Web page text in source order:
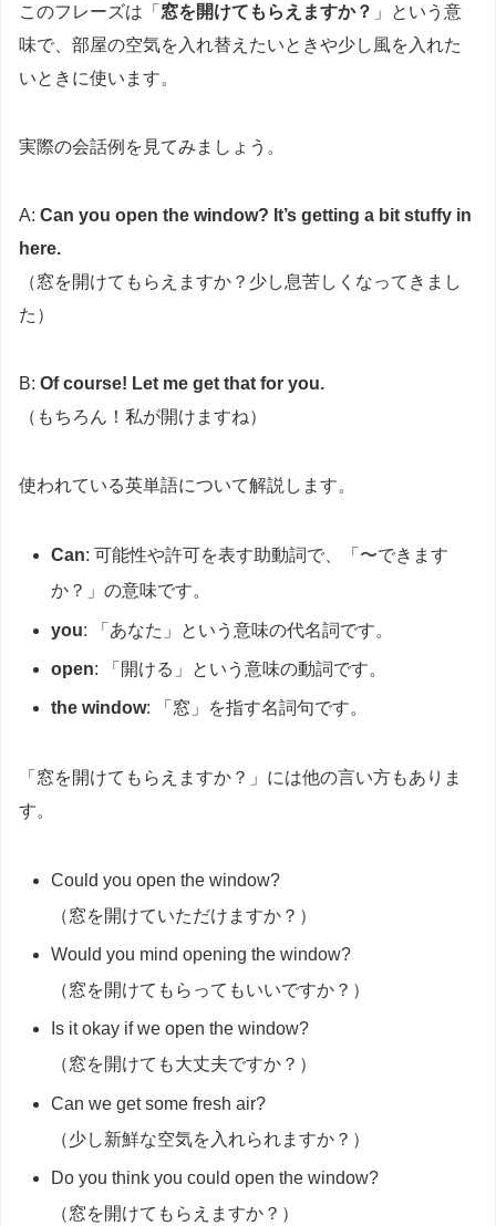
このフレーズは「 窓を開けてもらえますか？ 」という意
味で、部屋の空気を入れ替えたいときや少し風を入れた
いときに使います。
実際の会話例を見てみましょう。
A: Can you open the window? It’s getting a bit stuffy in
here.
（窓を開けてもらえますか？少し息苦しくなってきまし
た）
B: Of course! Let me get that for you.
（もちろん！私が開けますね）
使われている英単語について解説します。
Can: 可能性や許可を表す助動詞で、「〜できます
か？」の意味です。
you: 「あなた」という意味の代名詞です。
open: 「開ける」という意味の動詞です。
the window: 「窓」を指す名詞句です。
「窓を開けてもらえますか？」には他の言い方もありま
す。
Could you open the window?
（窓を開けていただけますか？）
Would you mind opening the window?
（窓を開けてもらってもいいですか？）
Is it okay if we open the window?
（窓を開けても大丈夫ですか？）
Can we get some fresh air?
（少し新鮮な空気を入れられますか？）
Do you think you could open the window?
（窓を開けてもらえますか？）